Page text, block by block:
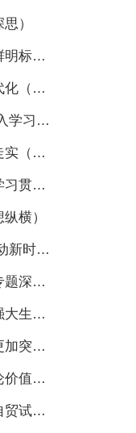
）
社会主...
道）
想·《习...
道）
·《习近...
横）
入学习贯...
思）
色社会...
代中国...
中国特...
深思）